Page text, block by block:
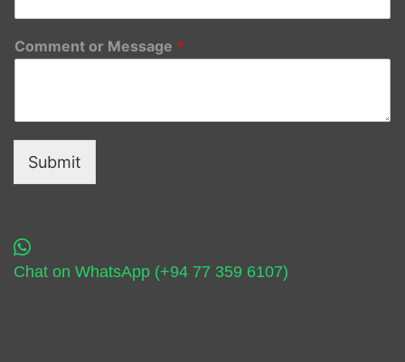
Comment or Message *
Submit
Chat on WhatsApp (+94 77 359 6107)